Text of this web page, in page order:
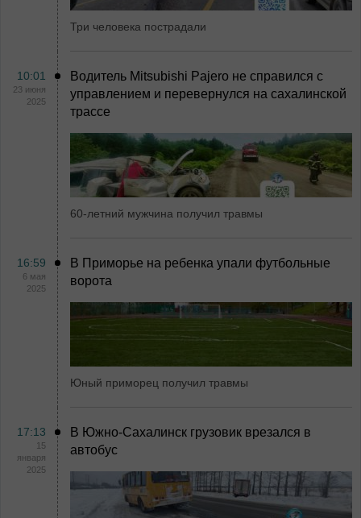
Три человека пострадали
10:01
23 июня
2025
Водитель Mitsubishi Pajero не справился с
управлением и перевернулся на сахалинской
трассе
60-летний мужчина получил травмы
16:59
6 мая
2025
В Приморье на ребенка упали футбольные
ворота
Юный приморец получил травмы
17:13
15
января
2025
В Южно-Сахалинск грузовик врезался в
автобус